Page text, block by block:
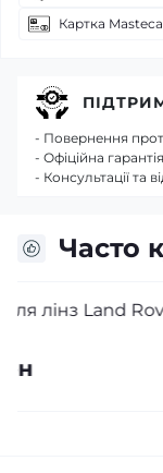
Картка
Часто
- Повернення
- Офіційна
- Консультації та